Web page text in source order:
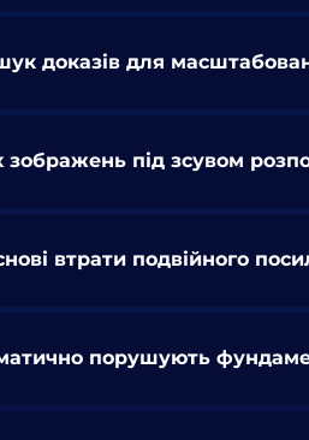
доказів для
зображень під зсувом
втрати подвійного
порушують